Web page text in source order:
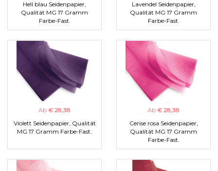
Hell blau Seidenpapier,
Qualität MG 17 Gramm
Farbe-Fast.
Lavendel Seidenpapier,
Qualität MG 17 Gramm
Farbe-Fast.
Ab € 28,38
Violett Seidenpapier, Qualität
MG 17 Gramm Farbe-Fast.
Ab € 28,38
Cerise rosa Seidenpapier,
Qualität MG 17 Gramm
Farbe-Fast.